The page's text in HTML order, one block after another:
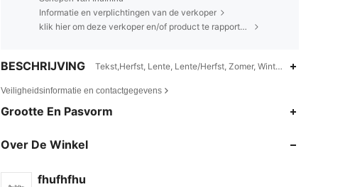
Informatie en verplichtingen van de verkoper
klik hier om deze verkoper en/of product te rapporteren.
BESCHRIJVING Tekst,Herfst, Lente, Lente/Herfst, Zomer, Winter, Alle
Veiligheidsinformatie en contactgegevens
Grootte En Pasvorm
Over De Winkel
fhufhfhu
3.63
3.63
3.63